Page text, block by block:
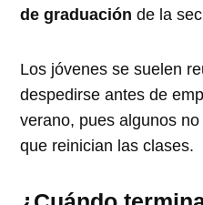
de graduación de la
Los jóvenes se suelen
despedirse antes de
verano, pues algunos
que reinician las clases.